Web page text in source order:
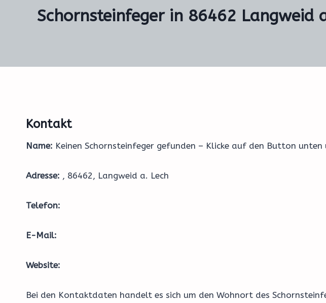
Schornsteinfeger in 86462 Langweid
Kontakt
Name: Keinen Schornsteinfeger gefunden – Klicke auf den Button unten
Adresse: , 86462, Langweid a. Lech
Telefon:
E-Mail:
Website:
Bei den Kontaktdaten handelt es sich um den Wohnort des